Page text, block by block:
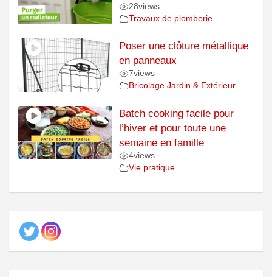
28views
Travaux de plomberie
Poser une clôture métallique
en panneaux
7views
Bricolage Jardin & Extérieur
Batch cooking facile pour
l’hiver et pour toute une
semaine en famille
4views
Vie pratique